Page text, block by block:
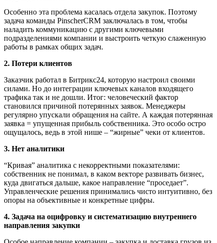
Особенно эта проблема касалась отдела закупок. Поэтому
задача команды PinscherCRM заключалась в том, чтобы
наладить коммуникацию с другими ключевыми
подразделениями компании и выстроить четкую слаженную
работы в рамках общих задач.
2. Потери клиентов
Заказчик работал в Битрикс24, которую настроил своими
силами. Но до интеграции ключевых каналов входящего
трафика так и не дошли. Итог: человеческий фактор
становился причиной потерянных заявок. Менеджеры
регулярно упускали обращения на сайте. А каждая потерянная
заявка = упущенная прибыль собственника. Это особо остро
ощущалось, ведь в этой нише – “жирные” чеки от клиентов.
3. Нет аналитики
“Кривая” аналитика с некорректными показателями:
собственник не понимал, в каком векторе развивать бизнес,
куда двигаться дальше, какое направление “проседает”.
Управленческие решения принимались чисто интуитивно, без
опоры на объективные и конкретные цифры.
4. Задача на оцифровку и систематизацию внутреннего
направления закупки